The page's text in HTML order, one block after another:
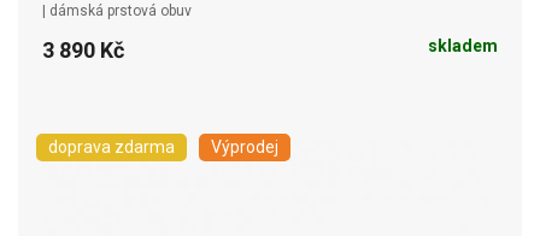
| dámská prstová obuv
3 890 Kč skladem
doprava zdarma Výprodej